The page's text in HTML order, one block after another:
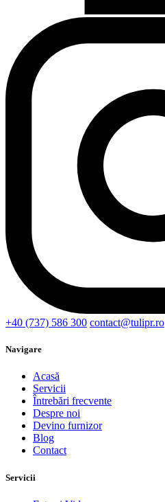
+40 (737) 586 300 contact@tulipr.ro
Navigare
Acasă
Servicii
Întrebări frecvente
Despre noi
Devino furnizor
Blog
Contact
Servicii